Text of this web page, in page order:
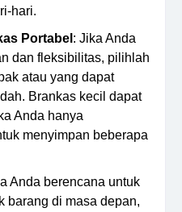
hari.
Portabel : Jika Anda
dan fleksibilitas, pilihlah
atau yang dapat
Brankas kecil dapat
Anda hanya
menyimpan beberapa
Anda berencana untuk
barang di masa depan,